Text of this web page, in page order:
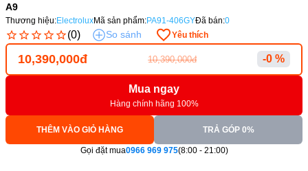
A9
Thương hiệu:ElectroluxMã sản phẩm:PA91-406GYĐã bán:0
(0) So sánh Yêu thích
10,390,000đ 10,390,000đ -0 %
Mua ngay
Hàng chính hãng 100%
THÊM VÀO GIỎ HÀNG TRẢ GÓP 0%
Gọi đặt mua0966 969 975(8:00 - 21:00)